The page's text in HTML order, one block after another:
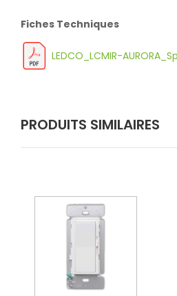
Fiches Techniques
LEDCO_LCMIR-
PRODUITS SIMILAIRES